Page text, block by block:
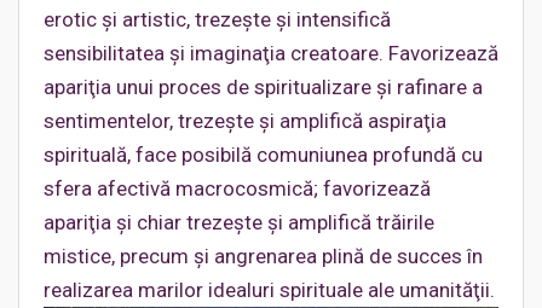
erotic şi artistic, trezeşte şi intensifică
sensibilitatea şi imaginaţia creatoare. Favorizează
apariţia unui proces de spiritualizare şi rafinare a
sentimentelor, trezeşte şi amplifică aspiraţia
spirituală, face posibilă comuniunea profundă cu
sfera afectivă macrocosmică; favorizează
apariţia şi chiar trezeşte şi amplifică trăirile
mistice, precum şi angrenarea plină de succes în
realizarea marilor idealuri spirituale ale umanităţii.